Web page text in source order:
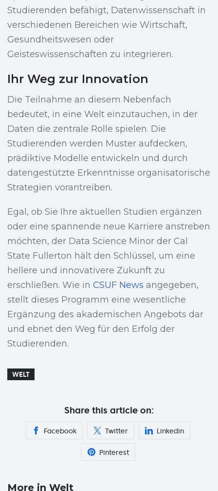
Studierenden befähigt, Datenwissenschaft in
verschiedenen Bereichen wie Wirtschaft,
Gesundheitswesen oder
Geisteswissenschaften zu integrieren.
Ihr Weg zur Innovation
Die Teilnahme an diesem Nebenfach
bedeutet, in eine Welt einzutauchen, in der
Daten die zentrale Rolle spielen. Die
Studierenden werden Muster aufdecken,
prädiktive Modelle entwickeln und durch
datengestützte Erkenntnisse organisatorische
Strategien vorantreiben.
Egal, ob Sie Ihre aktuellen Studien ergänzen
oder eine spannende neue Karriere anstreben
möchten, der Data Science Minor der Cal
State Fullerton hält den Schlüssel, um eine
hellere und innovativere Zukunft zu
erschließen. Wie in CSUF News angegeben,
stellt dieses Programm eine wesentliche
Ergänzung des akademischen Angebots dar
und ebnet den Weg für den Erfolg der
Studierenden.
WELT
Share this article on:
Facebook Twitter Linkedin
Pinterest
More in Welt